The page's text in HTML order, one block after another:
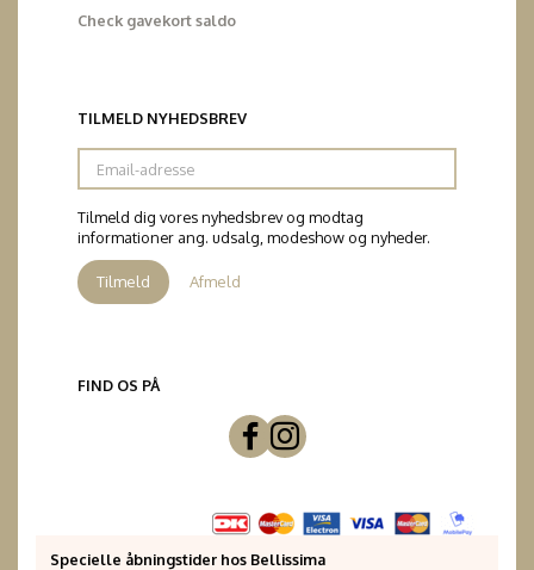
Check gavekort saldo
TILMELD NYHEDSBREV
Email-
adresse
Tilmeld dig vores nyhedsbrev og modtag
informationer ang. udsalg, modeshow og nyheder.
Tilmeld Afmeld
FIND OS PÅ
Specielle åbningstider hos Bellissima